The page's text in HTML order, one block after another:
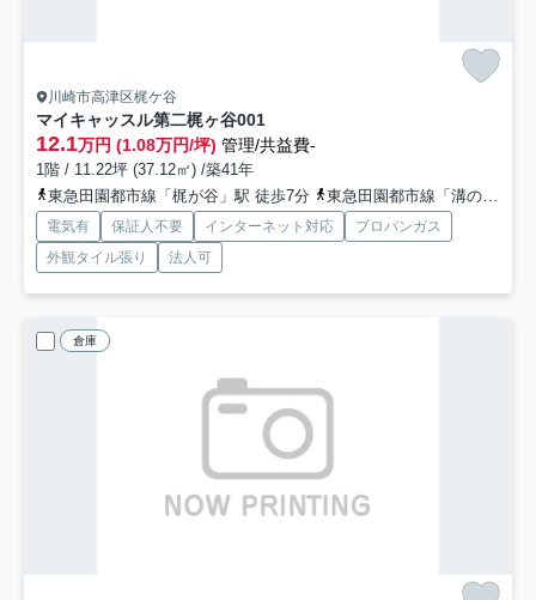
川崎市高津区梶ケ谷
マイキャッスル第二梶ヶ谷001
12.1万円 (1.08万円/坪) 管理/共益費-
1階 / 11.22坪 (37.12㎡) /築41年
東急田園都市線「梶が谷」駅 徒歩7分
東急田園都市線「溝の口」駅 徒歩20分
電気有 保証人不要 インターネット対応
プロパンガス
外観タイル張り
法人可
倉庫